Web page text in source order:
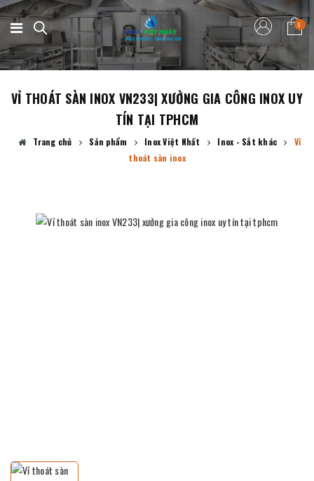
0
VỈ THOÁT SÀN INOX VN233| XƯỞNG GIA CÔNG INOX UY
TÍN TẠI TPHCM
Trang chủ Sản phẩm Inox Việt Nhất Inox - Sắt khác
Vỉ
thoát sàn inox